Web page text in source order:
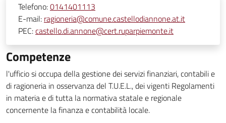
Telefono:0141401113
E-mail: ragioneria@comune.castellodiannone.at.it
PEC:castello.di.annone@cert.ruparpiemonte.it
Competenze
l'ufficio si occupa della gestione dei servizi finanziari, contabili e
di ragioneria in osservanza del T.U.E.L., dei vigenti Regolamenti
in materia e di tutta la normativa statale e regionale
concernente la finanza e contabilità locale.